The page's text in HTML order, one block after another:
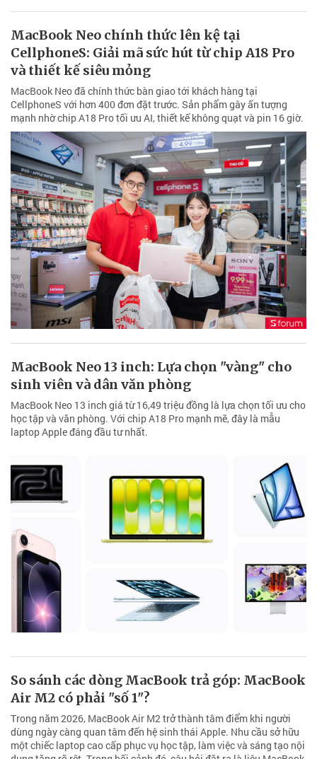
MacBook Neo chính thức lên kệ tại
CellphoneS: Giải mã sức hút từ chip A18 Pro
và thiết kế siêu mỏng
MacBook Neo đã chính thức bàn giao tới khách hàng tại
CellphoneS với hơn 400 đơn đặt trước. Sản phẩm gây ấn tượng
mạnh nhờ chip A18 Pro tối ưu AI, thiết kế không quạt và pin 16 giờ.
MacBook Neo 13 inch: Lựa chọn "vàng" cho
sinh viên và dân văn phòng
MacBook Neo 13 inch giá từ 16,49 triệu đồng là lựa chọn tối ưu cho
học tập và văn phòng. Với chip A18 Pro mạnh mẽ, đây là mẫu
laptop Apple đáng đầu tư nhất.
So sánh các dòng MacBook trả góp: MacBook
Air M2 có phải "số 1"?
Trong năm 2026, MacBook Air M2 trở thành tâm điểm khi người
dùng ngày càng quan tâm đến hệ sinh thái Apple. Nhu cầu sở hữu
một chiếc laptop cao cấp phục vụ học tập, làm việc và sáng tạo nội